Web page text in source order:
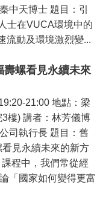
中天博士 題目：引
士在VUCA環境中的
動及環境激烈變...
壽螺看見永續未來
21:00 地點：梁
樓) 講者：林芳儀博
司執行長 題目：舊
見永續未來的新方
程中，我們常從經
「國家如何變得更富